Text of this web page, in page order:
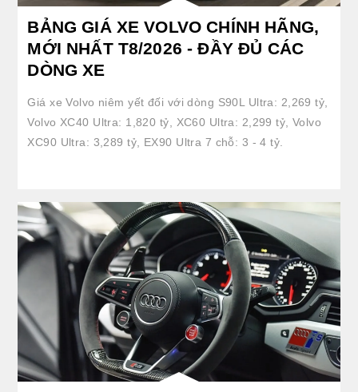
BẢNG GIÁ XE VOLVO CHÍNH HÃNG,
MỚI NHẤT T8/2026 - ĐẦY ĐỦ CÁC
DÒNG XE
Giá xe Volvo niêm yết đối với dòng S90L Ultra: 2,269 tỷ,
Volvo XC40 Ultra: 1,820 tỷ, XC60 Ultra: 2,299 tỷ, Volvo
XC90 Ultra: 3,289 tỷ, EX90 Ultra 7 chỗ: 3 - 4 tỷ.